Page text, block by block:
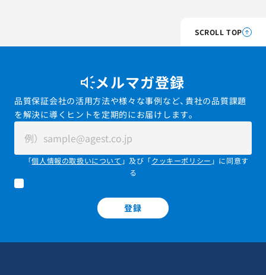
SCROLL TOP
メルマガ登録
品質保証会社の活用方法や様々な事例など、貴社の品質課題
を解決に導くヒントを定期的にお届けします。
「個人情報の取扱いについて 」及び「クッキーポリシー 」に同意す
る
登録